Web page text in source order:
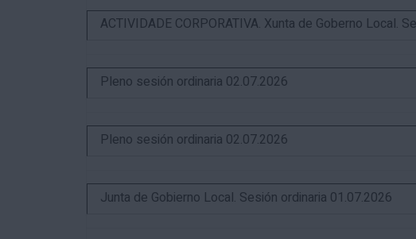
ACTIVIDADE CORPORATIVA. Xunta de Goberno Local.
Pleno sesión ordinaria 02.07.2026
Pleno sesión ordinaria 02.07.2026
Junta de Gobierno Local. Sesión ordinaria 01.07.2026